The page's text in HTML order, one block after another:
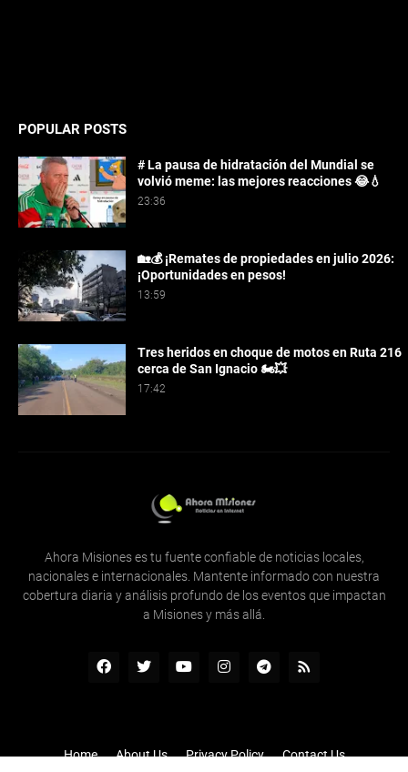
POPULAR POSTS
# La pausa de hidratación del Mundial se
volvió meme: las mejores reacciones 😂💧
23:36
🏡💰 ¡Remates de propiedades en julio 2026:
¡Oportunidades en pesos!
13:59
Tres heridos en choque de motos en Ruta 216
cerca de San Ignacio 🏍️💥
17:42
Ahora Misiones es tu fuente confiable de noticias locales,
nacionales e internacionales. Mantente informado con nuestra
cobertura diaria y análisis profundo de los eventos que impactan
a Misiones y más allá.
Home About Us Privacy Policy
Contact Us